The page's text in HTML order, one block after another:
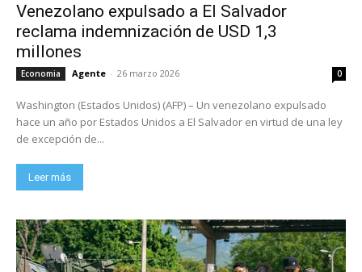
Venezolano expulsado a El Salvador
reclama indemnización de USD 1,3
millones
Economia Agente - 26 marzo 2026 0
Washington (Estados Unidos) (AFP) – Un venezolano expulsado
hace un año por Estados Unidos a El Salvador en virtud de una ley
de excepción de...
Leer más